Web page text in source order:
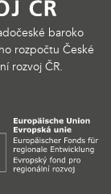
baroko
rozpočtu České
rozvoj ČR.